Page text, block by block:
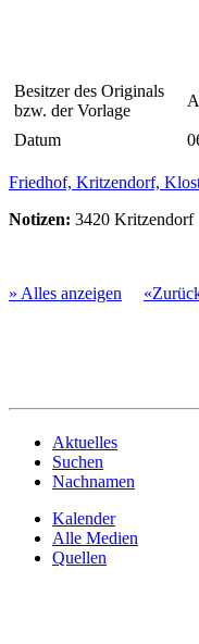
Besitzer des Originals
bzw. der Vorlage
Datum
Friedhof, Kritzendorf,
Notizen: 3420 Kritzendorf
» Alles anzeigen
Aktuelles
Suchen
Nachnamen
Kalender
Alle Medien
Quellen